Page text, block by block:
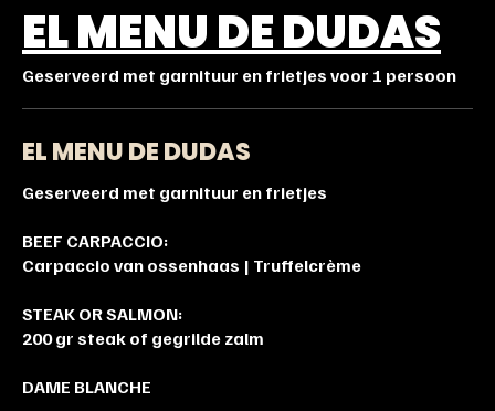
EL MENU DE DUDAS
Geserveerd met garnituur en frietjes voor 1 persoon
EL MENU DE DUDAS
Geserveerd met garnituur en frietjes
BEEF CARPACCIO:
Carpaccio van ossenhaas | Truffelcrème
STEAK OR SALMON:
200 gr steak of gegrilde zalm
DAME BLANCHE